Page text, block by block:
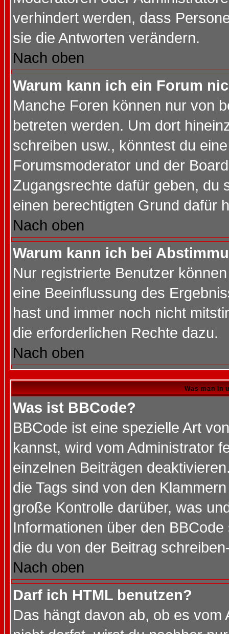
verhindert werden, dass
sie die Antworten verändern.
Nach oben
Warum kann ich ein Forum
Manche Foren können nur von
betreten werden. Um dort
schreiben usw., könntest du
Forumsmoderator und der
Zugangsrechte dafür geben, du
einen berechtigten Grund dafür
Nach oben
Warum kann ich bei
Nur registrierte Benutzer
eine Beeinflussung des
hast und immer noch nicht
die erforderlichen Rechte dazu.
Nach oben
Was man in
Was ist BBCode?
BBCode ist eine spezielle Art
kannst, wird vom Administrator
einzelnen Beiträgen
die Tags sind von den
große Kontrolle darüber, was
Informationen über den
die du von der Beitrag
Nach oben
Darf ich HTML benutzen?
Das hängt davon ab, ob es